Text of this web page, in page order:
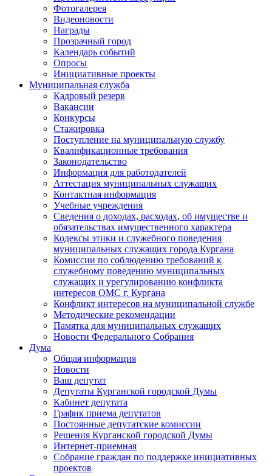
Фотогалерея
Видеоновости
Награды
Прозрачный город
Календарь событий
Опросы
Инициативные проекты
Муниципальная служба
Кадровый резерв
Вакансии
Конкурсы
Стажировка
Поступление на муниципальную службу
Квалификационные требования
Законодательство
Информация для работодателей
Аттестация муниципальных служащих
Контактная информация
Учебные учреждения
Сведения о доходах, расходах, об имуществе и
обязательствах имущественного характера
Кодексы этики и служебного поведения
муниципальных служащих города Кургана
Комиссии по соблюдению требований к
служебному поведению муниципальных
служащих и урегулированию конфликта
интересов ОМС г. Кургана
Конфликт интересов на муниципальной службе
Методические рекомендации
Памятка для муниципальных служащих
Новости Федерального Cобрания
Дума
Общая информация
Новости
Ваш депутат
Депутаты Курганской городской Думы
Кабинет депутата
График приема депутатов
Постоянные депутатские комиссии
Решения Курганской городской Думы
Интернет-приемная
Собрание граждан по поддержке инициативных
проектов